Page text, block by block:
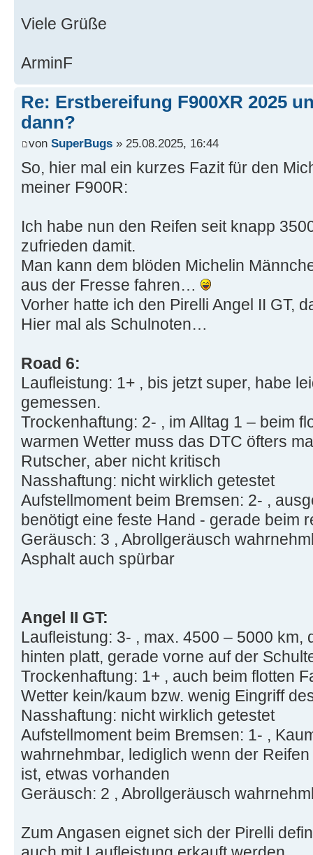
Viele Grüße
ArminF
Re: Erstbereifung F900XR 2025
dann?
von SuperBugs » 25.08.2025, 16:44
So, hier mal ein kurzes Fazit für den
meiner F900R:
Ich habe nun den Reifen seit knapp
zufrieden damit.
Man kann dem blöden Michelin
aus der Fresse fahren…
Vorher hatte ich den Pirelli Angel II GT,
Hier mal als Schulnoten…
Road 6:
Laufleistung: 1+ , bis jetzt super, habe
gemessen.
Trockenhaftung: 2- , im Alltag 1 – beim
warmen Wetter muss das DTC öfters
Rutscher, aber nicht kritisch
Nasshaftung: nicht wirklich getestet
Aufstellmoment beim Bremsen: 2- ,
benötigt eine feste Hand - gerade beim
Geräusch: 3 , Abrollgeräusch
Asphalt auch spürbar
Angel II GT:
Laufleistung: 3- , max. 4500 – 5000 km,
hinten platt, gerade vorne auf der
Trockenhaftung: 1+ , auch beim flotten
Wetter kein/kaum bzw. wenig Eingriff
Nasshaftung: nicht wirklich getestet
Aufstellmoment beim Bremsen: 1- ,
wahrnehmbar, lediglich wenn der
ist, etwas vorhanden
Geräusch: 2 , Abrollgeräusch
Zum Angasen eignet sich der Pirelli